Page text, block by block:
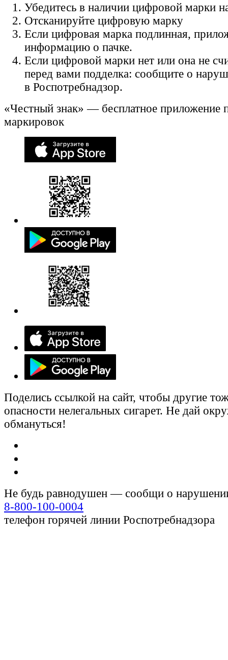
Убедитесь в наличии цифровой марки
Отсканируйте цифровую марку
Если цифровая марка подлинная,
информацию о пачке.
Если цифровой марки нет или она не
перед вами подделка: сообщите о
в Роспотребнадзор.
«Честный знак» — бесплатное приложение
маркировок
Поделись ссылкой на сайт, чтобы другие
опасности нелегальных сигарет. Не дай
обмануться!
Не будь равнодушен — сообщи о
8-800-100-0004
телефон горячей линии Роспотребнадзора